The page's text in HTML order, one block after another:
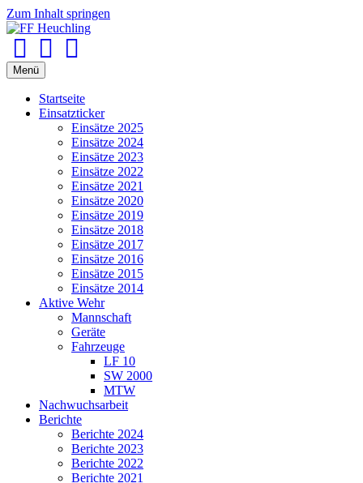
Zum Inhalt springen
Menü
Startseite
Einsatzticker
Einsätze 2025
Einsätze 2024
Einsätze 2023
Einsätze 2022
Einsätze 2021
Einsätze 2020
Einsätze 2019
Einsätze 2018
Einsätze 2017
Einsätze 2016
Einsätze 2015
Einsätze 2014
Aktive Wehr
Mannschaft
Geräte
Fahrzeuge
LF 10
SW 2000
MTW
Nachwuchsarbeit
Berichte
Berichte 2024
Berichte 2023
Berichte 2022
Berichte 2021